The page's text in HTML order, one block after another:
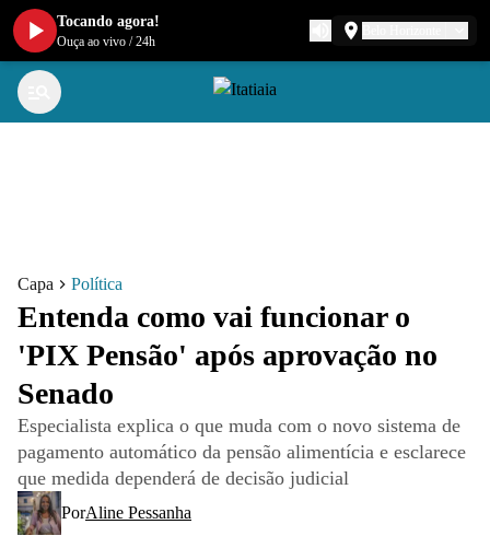
Capa Política
Entenda como vai funcionar o
'PIX Pensão' após aprovação no
Senado
Especialista explica o que muda com o novo sistema de
pagamento automático da pensão alimentícia e esclarece
que medida dependerá de decisão judicial
PorAline Pessanha
Tocando agora!
Ouça ao vivo /24h